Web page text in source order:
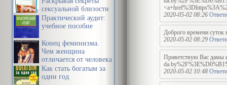
сексуальной близости
в браке
Практический аудит:
учебное пособие
Конец феминизма.
Чем женщина
отличается от человека
Как стать богатым за
один год
2020-05-02 08:26
Доброго времени суток
2020-05-02 08:29
Приветствую Вас дамы
2020-05-02 10:48